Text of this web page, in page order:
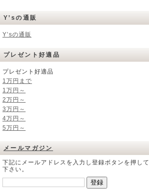
Y’sの通販
Y’sの通販
プレゼント好適品
プレゼント好適品
1万円まで
1万円～
2万円～
3万円～
4万円～
5万円～
メールマガジン
下記にメールアドレスを入力し登録ボタンを押して
下さい。